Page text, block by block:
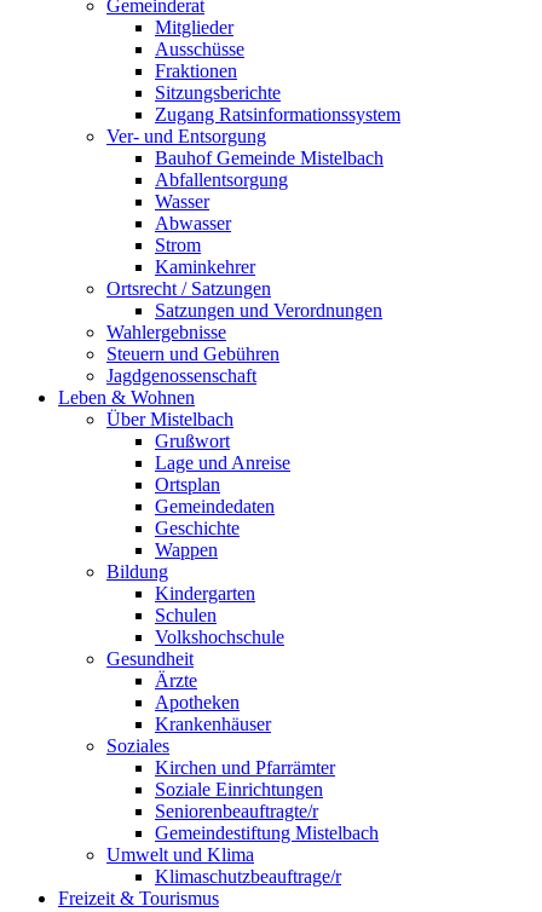
Gemeinderat
Mitglieder
Ausschüsse
Fraktionen
Sitzungsberichte
Zugang Ratsinformationssystem
Ver- und Entsorgung
Bauhof Gemeinde Mistelbach
Abfallentsorgung
Wasser
Abwasser
Strom
Kaminkehrer
Ortsrecht / Satzungen
Satzungen und Verordnungen
Wahlergebnisse
Steuern und Gebühren
Jagdgenossenschaft
Leben & Wohnen
Über Mistelbach
Grußwort
Lage und Anreise
Ortsplan
Gemeindedaten
Geschichte
Wappen
Bildung
Kindergarten
Schulen
Volkshochschule
Gesundheit
Ärzte
Apotheken
Krankenhäuser
Soziales
Kirchen und Pfarrämter
Soziale Einrichtungen
Seniorenbeauftragte/r
Gemeindestiftung Mistelbach
Umwelt und Klima
Klimaschutzbeauftrage/r
Freizeit & Tourismus